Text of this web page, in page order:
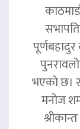
भएको छ।
मनोज